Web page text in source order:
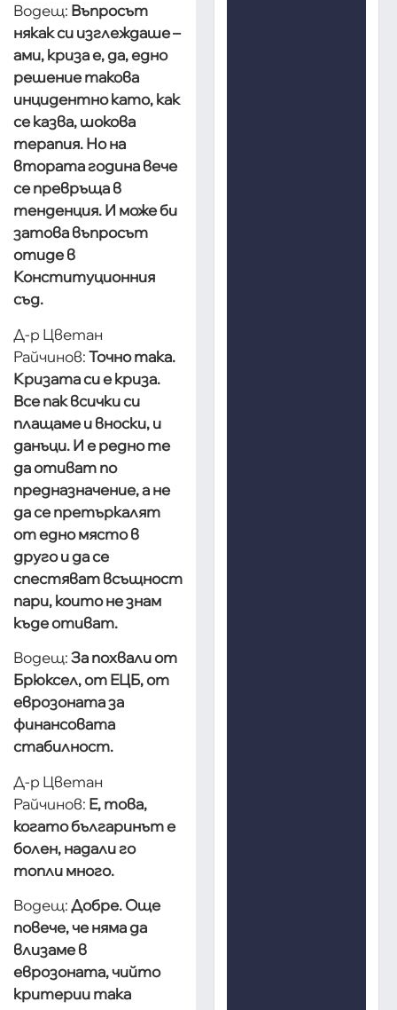
Водещ: Въпросът
някак си изглеждаше –
ами, криза е, да, едно
решение такова
инцидентно като, как
се казва, шокова
терапия. Но на
втората година вече
се превръща в
тенденция. И може би
затова въпросът
отиде в
Конституционния
съд.
Д-р Цветан
Райчинов:Точно така.
Кризата си е криза.
Все пак всички си
плащаме и вноски, и
данъци. И е редно те
да отиват по
предназначение, а не
да се претъркалят
от едно място в
друго и да се
спестяват всъщност
пари, които не знам
къде отиват.
Водещ:За похвали от
Брюксел, от ЕЦБ, от
еврозоната за
финансовата
стабилност.
Д-р Цветан
Райчинов: Е, това,
когато българинът е
болен, надали го
топли много.
Водещ:Добре. Още
повече, че няма да
влизаме в
еврозоната, чийто
критерии така